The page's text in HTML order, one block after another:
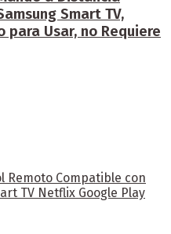
Smart TV,
Usar, no Requiere
Remoto Compatible con
TV Netflix Google Play